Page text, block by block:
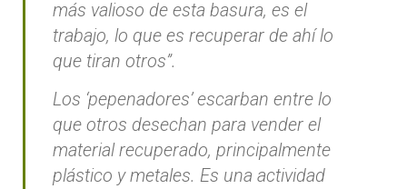
más valioso de esta basura, es el
trabajo, lo que es recuperar de ahí lo
que tiran otros”.
Los ‘pepenadores’ escarban entre lo
que otros desechan para vender el
material recuperado, principalmente
plástico y metales. Es una actividad